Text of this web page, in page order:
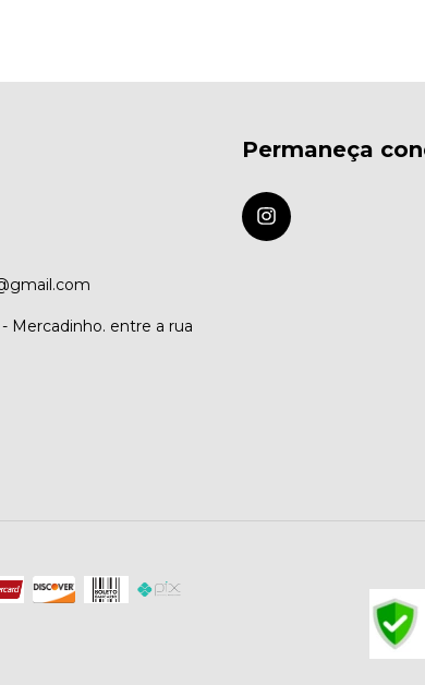
Mercadinho. entre a rua
Permaneça